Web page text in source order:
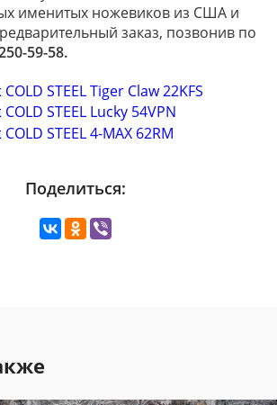
именитых ножевиков из США и
заказ, позвонив по
59-58.
Поделиться: